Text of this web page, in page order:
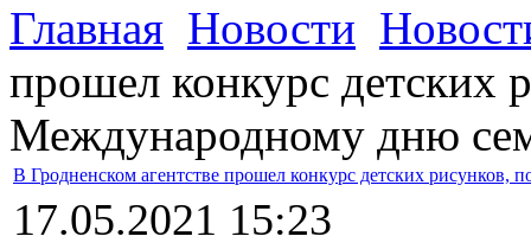
Главная Новости
прошел конкурс детских
Международному дню
В Гродненском агентстве прошел конкурс детских
17.05.2021 15:23